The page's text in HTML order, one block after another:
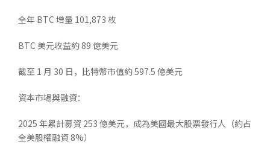
全年 BTC 增量 101,873 枚
BTC 美元收益約 89 億美元
截至 1 月 30 日，比特幣市值約 597.5 億美元
資本市場與融資：
2025 年累計募資 253 億美元，成為美國最大股票發行人（約占
全美股權融資 8%）